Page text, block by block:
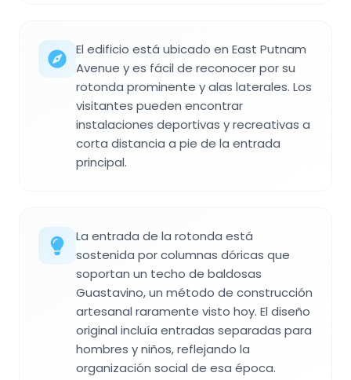
El edificio está ubicado en East Putnam
Avenue y es fácil de reconocer por su
rotonda prominente y alas laterales. Los
visitantes pueden encontrar
instalaciones deportivas y recreativas a
corta distancia a pie de la entrada
principal.
La entrada de la rotonda está
sostenida por columnas dóricas que
soportan un techo de baldosas
Guastavino, un método de construcción
artesanal raramente visto hoy. El diseño
original incluía entradas separadas para
hombres y niños, reflejando la
organización social de esa época.